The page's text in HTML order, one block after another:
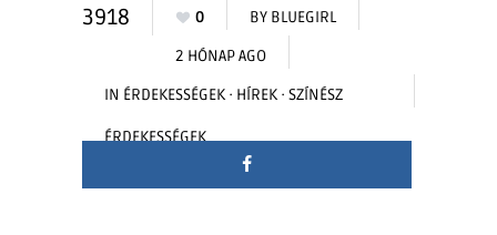
3918 0 BY BLUEGIRL
2 HÓNAP AGO
IN ÉRDEKESSÉGEK · HÍREK · SZÍNÉSZ
ÉRDEKESSÉGEK